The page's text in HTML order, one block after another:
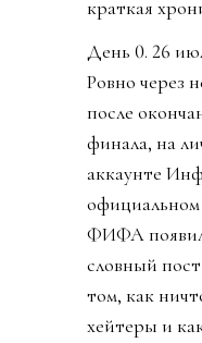
краткая
День 0. 26
Ровно через
после
финала, на
аккаунте
официальном
ФИФА
словный
том, как
хейтеры и